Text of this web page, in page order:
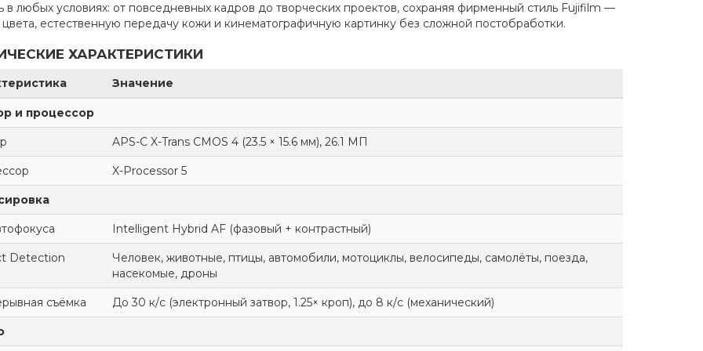
в любых условиях: от повседневных кадров до творческих проектов, сохраняя фирменный стиль Fujifilm —
естественную передачу кожи и кинематографичную картинку без сложной постобработки.
ХАРАКТЕРИСТИКИ
Значение
и процессор
APS-C X-Trans CMOS 4 (23.5 × 15.6 мм), 26.1 МП
X-Processor 5
Intelligent Hybrid AF (фазовый + контрастный)
Detection
Человек, животные, птицы, автомобили, мотоциклы, велосипеды, самолёты, поезда,
насекомые, дроны
съёмка До 30 к/с (электронный затвор, 1.25× кроп), до 8 к/с (механический)